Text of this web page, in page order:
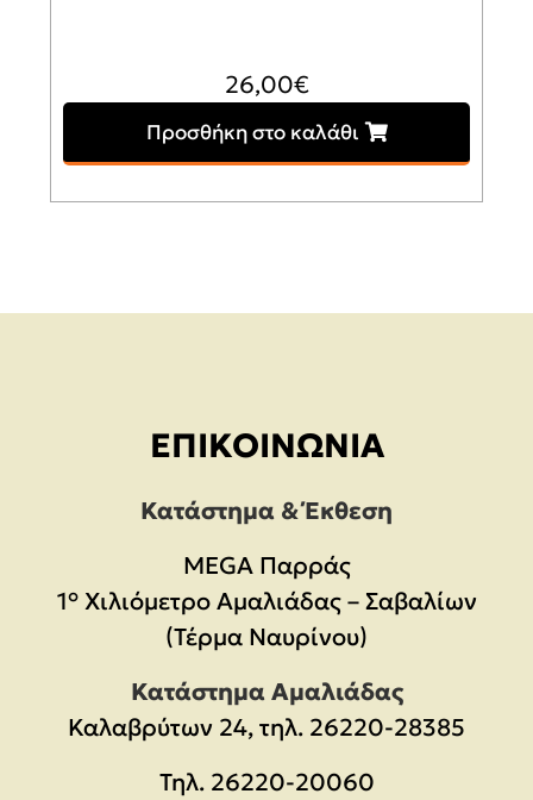
26,00€
Προσθήκη στο καλάθι
ΕΠΙΚΟΙΝΩΝΊΑ
Κατάστημα & Έκθεση
MEGA Παρράς
1° Χιλιόμετρο Αμαλιάδας – Σαβαλίων
(Τέρμα Ναυρίνου)
Κατάστημα Αμαλιάδας
Καλαβρύτων 24, τηλ. 26220-28385
Τηλ. 26220-20060